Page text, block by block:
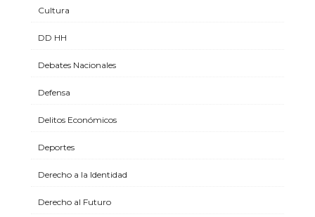
Cultura
DD HH
Debates Nacionales
Defensa
Delitos Económicos
Deportes
Derecho a la Identidad
Derecho al Futuro